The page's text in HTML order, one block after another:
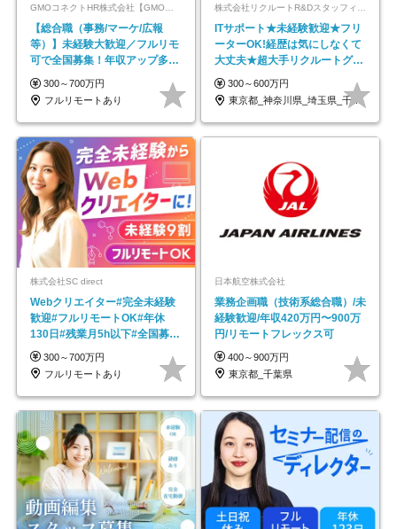
GMOコネクトHR株式会社【GMOインターネットグループ】
【総合職（事務/マーケ/広報
等）】未経験大歓迎／フルリモ
可で全国募集！年収アップ多数
★年休最大130日★
300～700万円
フルリモートあり
株式会社リクルートR&Dスタッフィング【リクルートグループ】
ITサポート★未経験歓迎★フリ
ーターOK!経歴は気にしなくて
大丈夫★超大手リクルートグル
ープの正社員/sg
300～600万円
東京都_神奈川県_埼玉県_千葉県_大阪府…
株式会社SC direct
Webクリエイター#完全未経験
歓迎#フルリモートOK#年休
130日#残業月5h以下#全国募集
#最大1年の研修
300～700万円
フルリモートあり
日本航空株式会社
業務企画職（技術系総合職）/未
経験歓迎/年収420万円〜900万
円/リモートフレックス可
400～900万円
東京都_千葉県